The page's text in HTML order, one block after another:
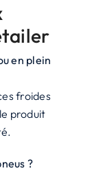
en plein
froides
produit
?